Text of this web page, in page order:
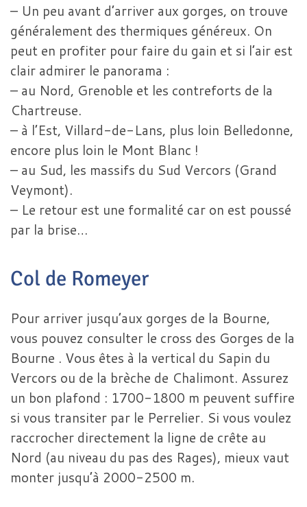
– Un peu avant d’arriver aux gorges, on trouve
généralement des thermiques généreux. On
peut en profiter pour faire du gain et si l’air est
clair admirer le panorama :
– au Nord, Grenoble et les contreforts de la
Chartreuse.
– à l’Est, Villard-de-Lans, plus loin Belledonne,
encore plus loin le Mont Blanc !
– au Sud, les massifs du Sud Vercors (Grand
Veymont).
– Le retour est une formalité car on est poussé
par la brise…
Col de Romeyer
Pour arriver jusqu’aux gorges de la Bourne,
vous pouvez consulter le cross des Gorges de la
Bourne . Vous êtes à la vertical du Sapin du
Vercors ou de la brèche de Chalimont. Assurez
un bon plafond : 1700-1800 m peuvent suffire
si vous transiter par le Perrelier. Si vous voulez
raccrocher directement la ligne de crête au
Nord (au niveau du pas des Rages), mieux vaut
monter jusqu’à 2000-2500 m.